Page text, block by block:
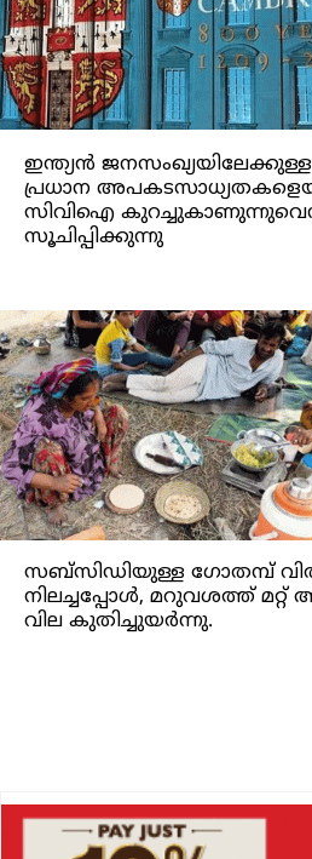
ഇന്ത്യൻ
പ്രധാന
സി‌വി‌ഐ
സൂചിപ്പിക്കുന്നു
സബ്‌സിഡിയുള്ള ഗോതമ്പ്
നിലച്ചപ്പോൾ, മറുവശത്ത്
വില കുതിച്ചുയർന്നു.